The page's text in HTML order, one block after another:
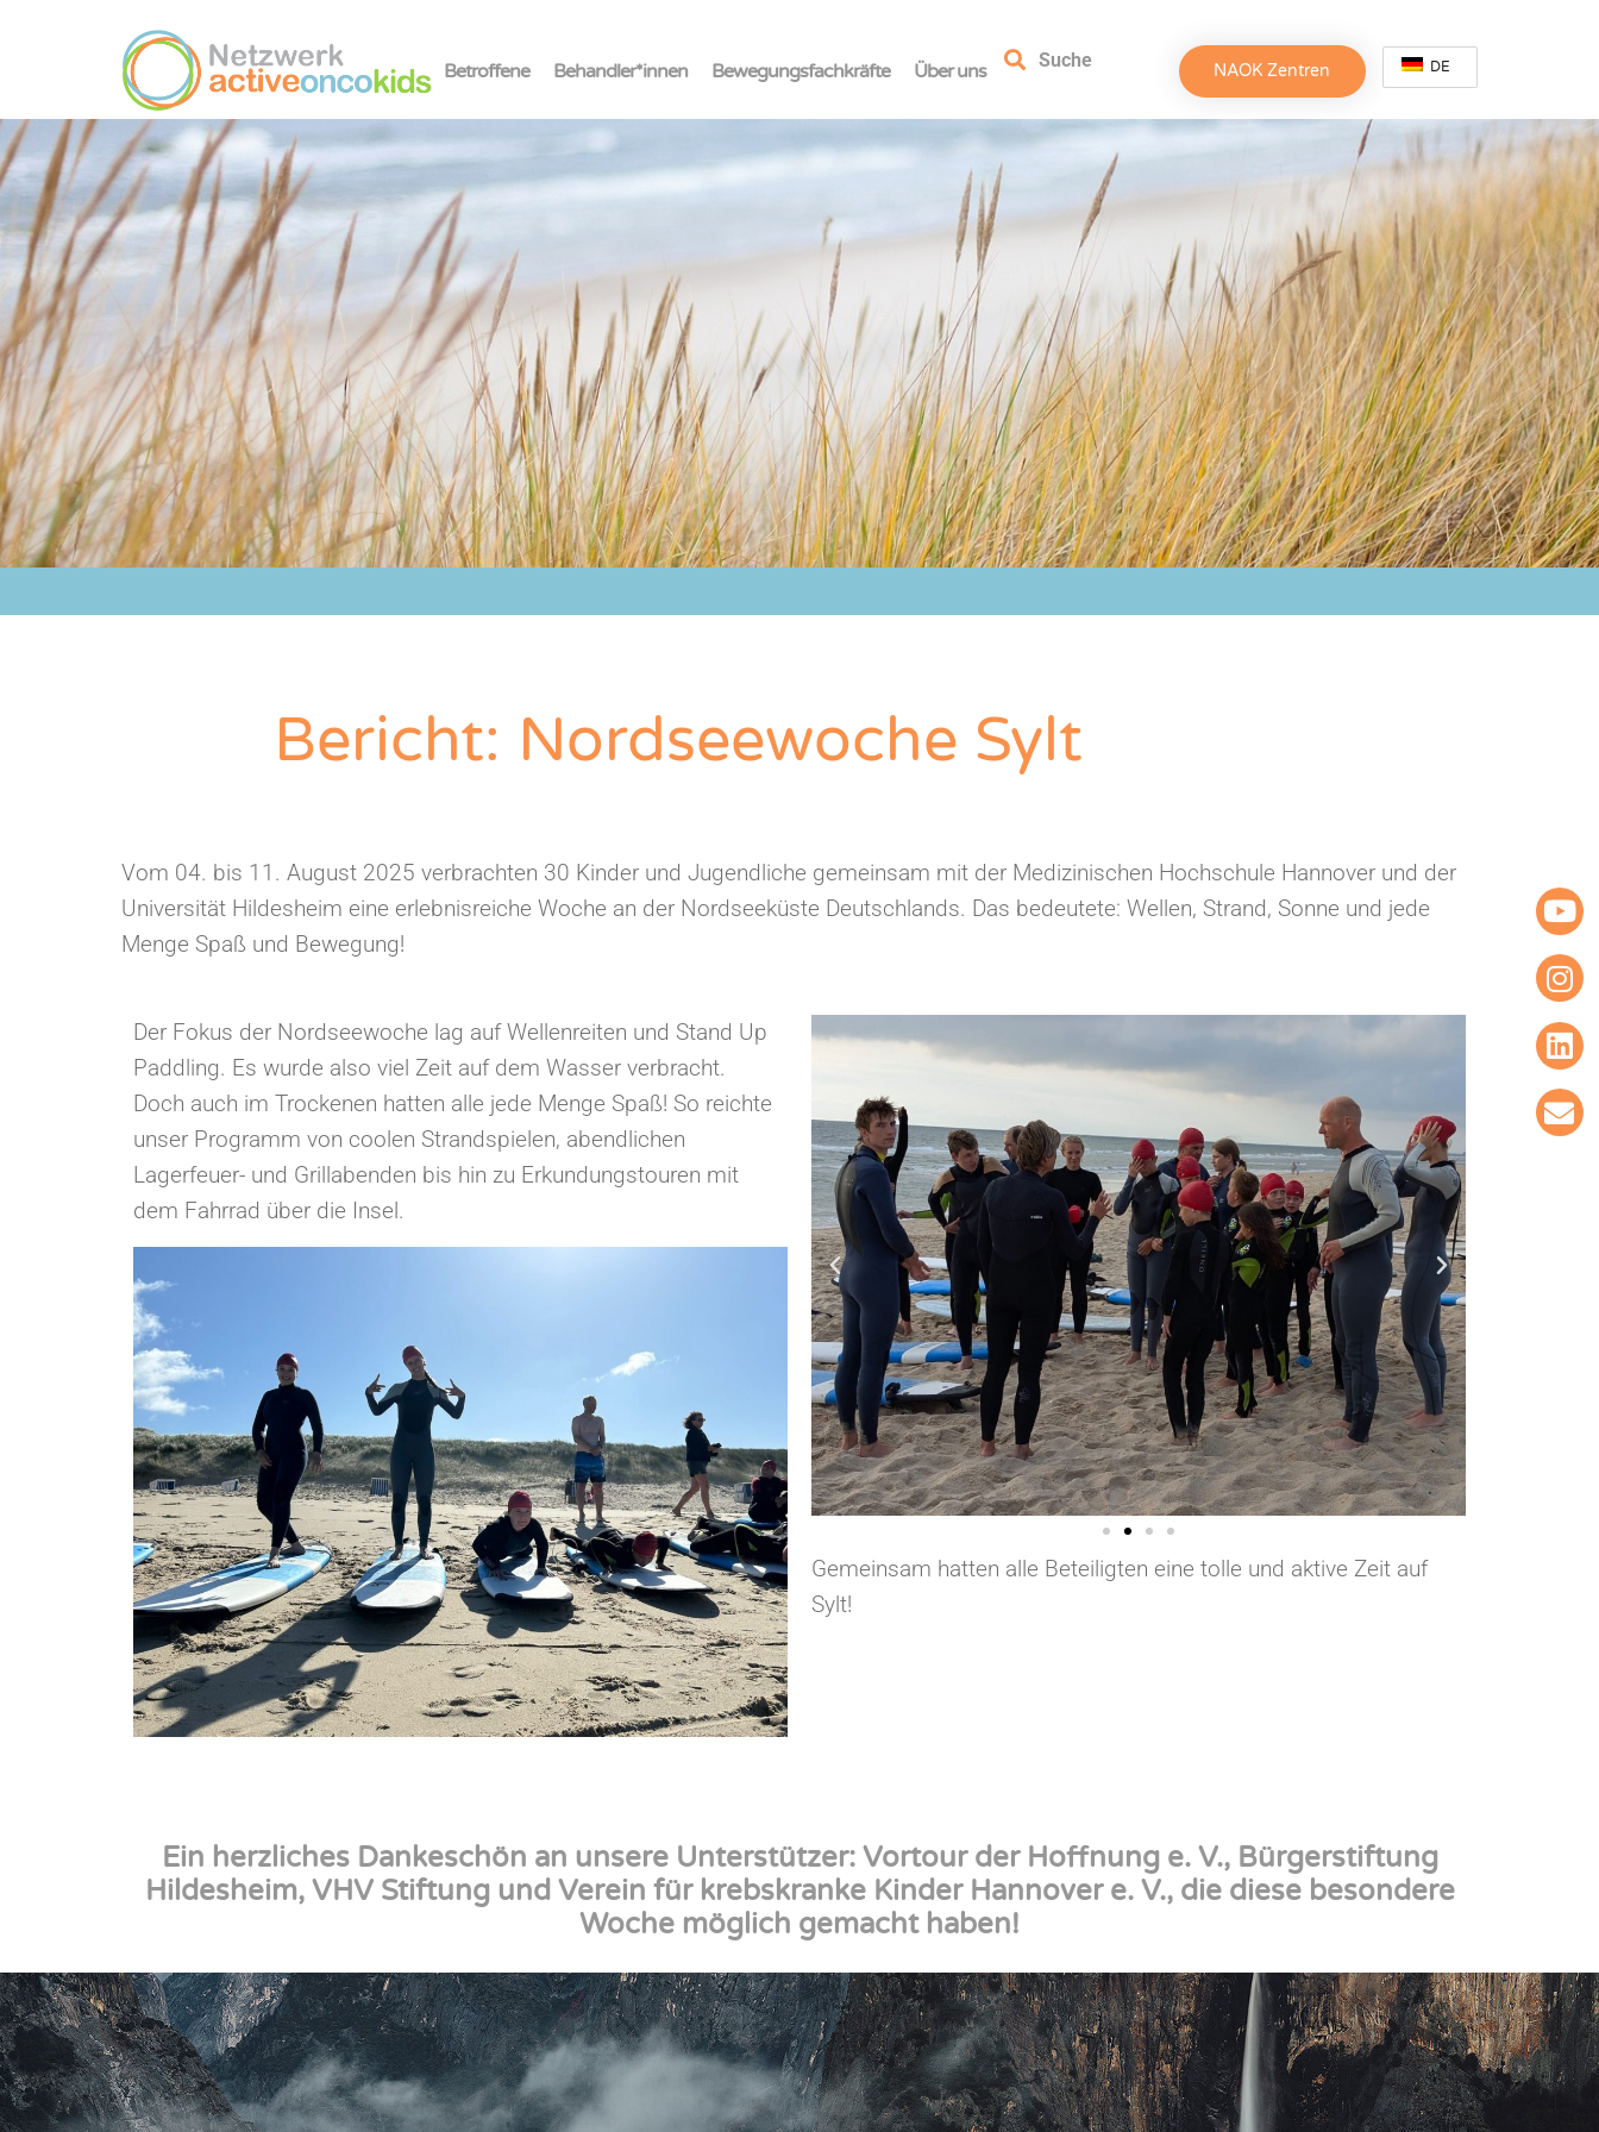
Betroffene Behandler*innen Bewegungsfachkräfte Über uns Suche NAOK Zentren DE
Bericht: Nordseewoche Sylt
Vom 04. bis 11. August 2025 verbrachten 30 Kinder und Jugendliche gemeinsam mit der Medizinischen Hochschule Hannover und der
Universität Hildesheim eine erlebnisreiche Woche an der Nordseeküste Deutschlands. Das bedeutete: Wellen, Strand, Sonne und jede
Menge Spaß und Bewegung!
Der Fokus der Nordseewoche lag auf Wellenreiten und Stand Up
Paddling. Es wurde also viel Zeit auf dem Wasser verbracht.
Doch auch im Trockenen hatten alle jede Menge Spaß! So reichte
unser Programm von coolen Strandspielen, abendlichen
Lagerfeuer- und Grillabenden bis hin zu Erkundungstouren mit
dem Fahrrad über die Insel.
Gemeinsam hatten alle Beteiligten eine tolle und aktive Zeit auf
Sylt!
Ein herzliches Dankeschön an unsere Unterstützer: Vortour der Hoffnung e. V., Bürgerstiftung
Hildesheim, VHV Stiftung und Verein für krebskranke Kinder Hannover e. V., die diese besondere
Woche möglich gemacht haben!